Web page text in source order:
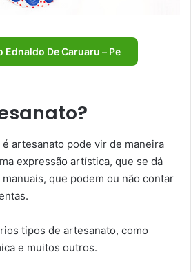
Ednaldo De Caruaru – Pe
artesanato pode vir de maneira
expressão artística, que se dá
que podem ou não contar
tipos de artesanato, como
e muitos outros.